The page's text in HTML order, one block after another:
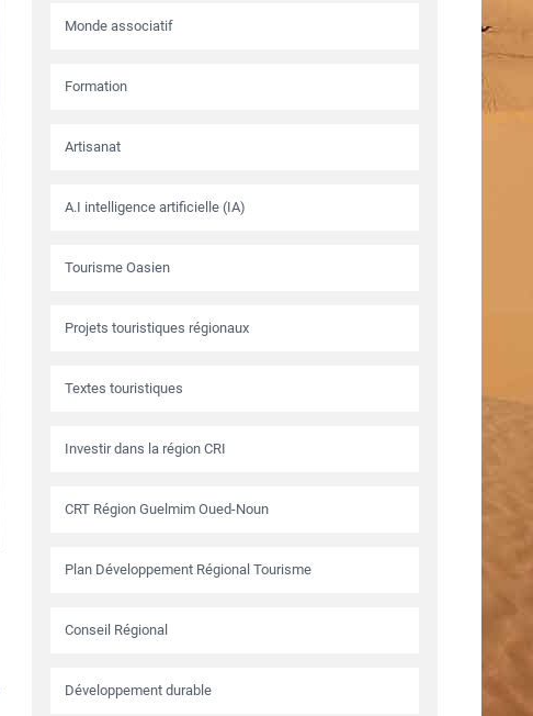
Monde associatif
Formation
Artisanat
A.I intelligence artificielle (IA)
Tourisme Oasien
Projets touristiques régionaux
Textes touristiques
Investir dans la région CRI
CRT Région Guelmim Oued-Noun
Plan Développement Régional Tourisme
Conseil Régional
Développement durable